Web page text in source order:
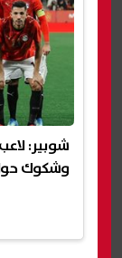
شوبير:
وشكوك